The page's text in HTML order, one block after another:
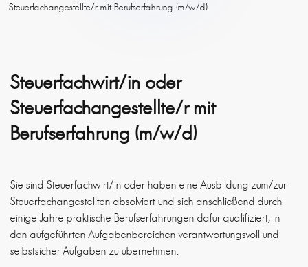
Steuerfachangestellte/r mit Berufserfahrung (m/w/d)
Steuerfachwirt/in oder
Steuerfachangestellte/r mit
Berufserfahrung (m/w/d)
Sie sind Steuerfachwirt/in oder haben eine Ausbildung zum/zur
Steuerfachangestellten absolviert und sich anschließend durch
einige Jahre praktische Berufserfahrungen dafür qualifiziert, in
den aufgeführten Aufgabenbereichen verantwortungsvoll und
selbstsicher Aufgaben zu übernehmen.